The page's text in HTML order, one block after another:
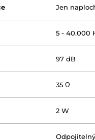
Jen
5 - 40.000
97 dB
35 Ω
2 W